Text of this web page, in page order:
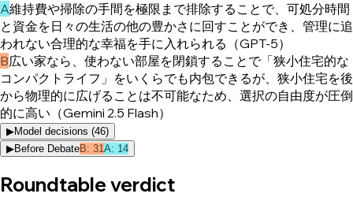
A維持費や掃除の手間を極限まで排除することで、可処分時間
と資金を日々の生活の他の豊かさに回すことができ、管理に追
われない合理的な幸福を手に入れられる（GPT-5）
B広い家なら、使わない部屋を閉鎖することで「狭小住宅的な
コンパクトライフ」をいくらでも内包できるが、狭小住宅を後
から物理的に広げることは不可能なため、選択の自由度が圧倒
的に高い（Gemini 2.5 Flash）
▶Model decisions (46)
▶Before DebateB: 31A: 14
Roundtable verdict